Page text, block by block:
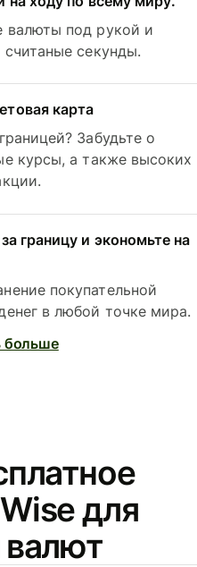
под рукой и
считаные секунды.
карта
Забудьте о
курсы, а также высоких
границу и экономьте на
покупательной
в любой точке мира.
больше
для
валют